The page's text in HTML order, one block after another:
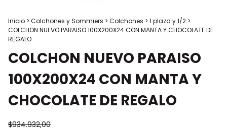
Inicio > Colchones y Sommiers > Colchones > 1 plaza y 1/2 >
COLCHON NUEVO PARAISO 100X200X24 CON MANTA Y CHOCOLATE DE
REGALO
COLCHON NUEVO PARAISO
100X200X24 CON MANTA Y
CHOCOLATE DE REGALO
$934.932,00